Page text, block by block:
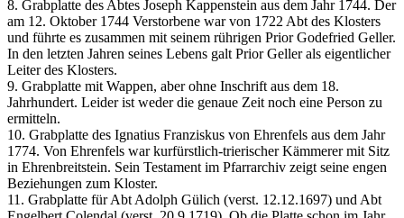
8. Grabplatte des Abtes Joseph Kappenstein aus dem Jahr 1744. Der
am 12. Oktober 1744 Verstorbene war von 1722 Abt des Klosters
und führte es zusammen mit seinem rührigen Prior Godefried Geller.
In den letzten Jahren seines Lebens galt Prior Geller als eigentlicher
Leiter des Klosters.
9. Grabplatte mit Wappen, aber ohne Inschrift aus dem 18.
Jahrhundert. Leider ist weder die genaue Zeit noch eine Person zu
ermitteln.
10. Grabplatte des Ignatius Franziskus von Ehrenfels aus dem Jahr
1774. Von Ehrenfels war kurfürstlich-trierischer Kämmerer mit Sitz
in Ehrenbreitstein. Sein Testament im Pfarrarchiv zeigt seine engen
Beziehungen zum Kloster.
11. Grabplatte für Abt Adolph Gülich (verst. 12.12.1697) und Abt